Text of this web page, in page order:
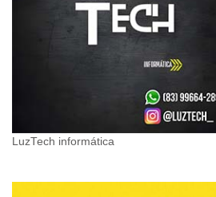
LuzTech informática